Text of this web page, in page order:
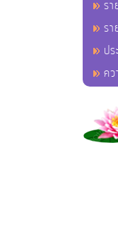
รา
รา
ป
ค